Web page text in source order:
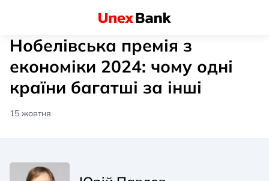
Нобелівська премія з
економіки 2024: чому одні
країни багатші за інші
15 жовтня